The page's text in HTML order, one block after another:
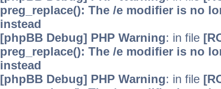
preg_replace(): The /e modifier is no
instead
[phpBB Debug] PHP Warning: in file
preg_replace(): The /e modifier is no
instead
[phpBB Debug] PHP Warning: in file